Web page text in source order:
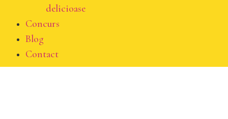
delicioase
Concurs
Blog
Contact